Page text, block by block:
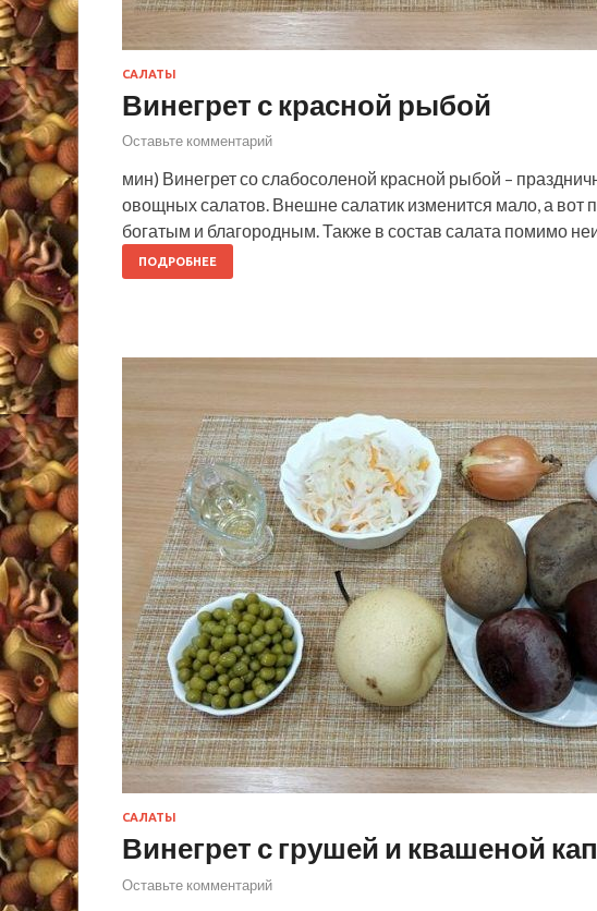
САЛАТЫ
Винегрет с красной рыбой
Оставьте комментарий
мин) Винегрет со слабосоленой красной рыбой –
овощных салатов. Внешне салатик изменится мало, а вот
богатым и благородным. Также в состав салата помимо
ПОДРОБНЕЕ
САЛАТЫ
Винегрет с грушей и квашеной
Оставьте комментарий